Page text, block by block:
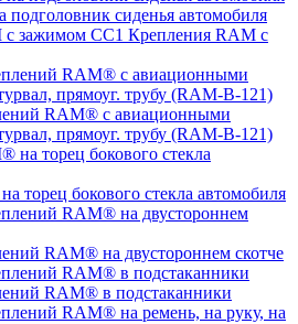
сиденья автомобиля
Крепления RAM с
RAM® с авиационными
прямоуг. трубу (RAM-B-121)
торец бокового стекла автомобиля
RAM® на двустороннем скотче
RAM® в подстаканники